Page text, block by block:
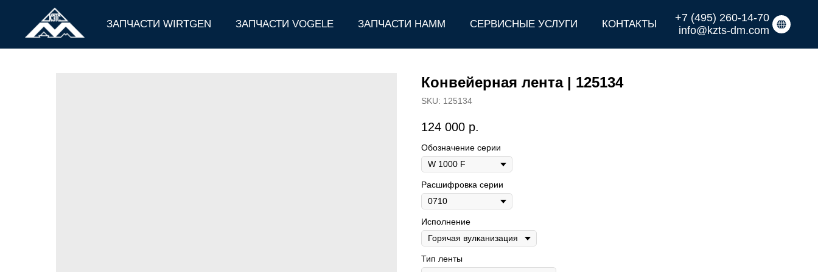
ЗАПЧАСТИ WIRTGEN ЗАПЧАСТИ VOGELE ЗАПЧАСТИ HAMM СЕРВИСНЫЕ УСЛУГИ КОНТАКТЫ
+7 (495) 260-14-70
info@kzts-dm.com
Конвейерная лента | 125134
SKU: 125134
124 000 р.
Обозначение серии
Расшифровка серии
Исполнение
Тип ленты